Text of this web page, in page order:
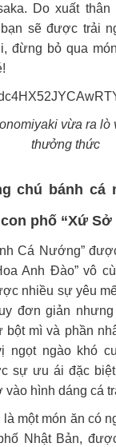
Do xuất
sẽ được trải
đừng bỏ qua
vừa ra
thưởng thức
chú bánh cá
phố “Xứ Sở
Cá Nướng”
Anh Đào” vô
nhiều sự yêu
đơn giản
bột mì và phần
ngọt ngào khó
sự ưu ái đặc
vào hình dáng cá
là một món ăn có
Nhật Bản,